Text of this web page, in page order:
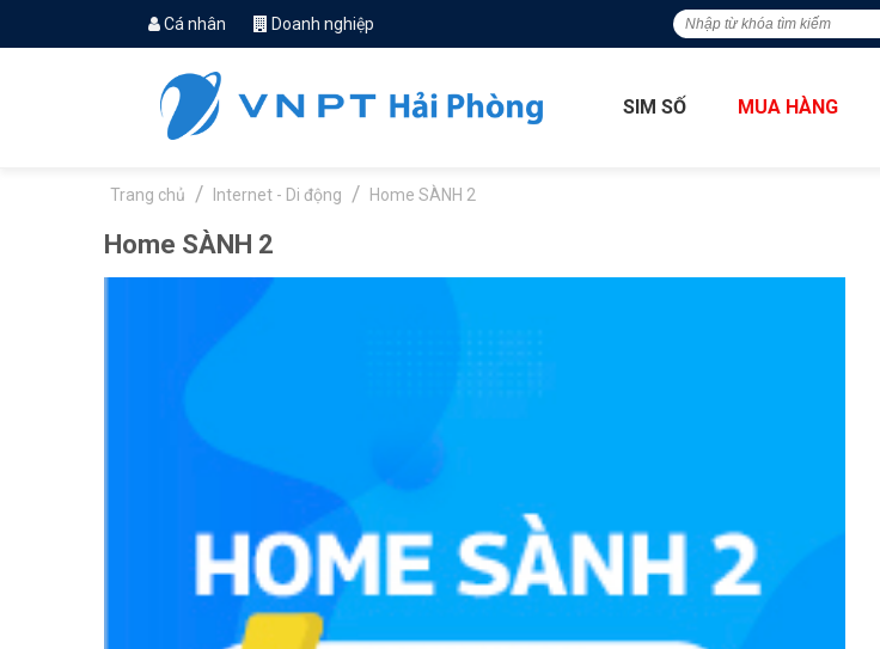
Cá nhân Doanh nghiệp
SIM SỐ MUA HÀNG
Trang chủ Internet - Di động Home SÀNH 2
Home SÀNH 2